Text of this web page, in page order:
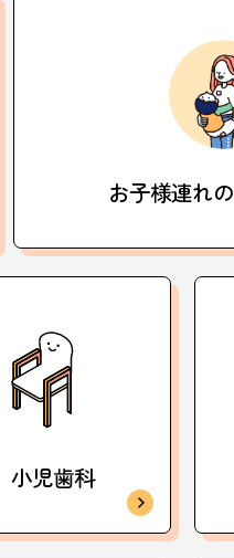
お子様連れの
小児歯科